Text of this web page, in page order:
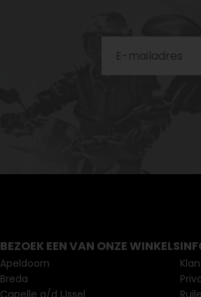
BEZOEK EEN VAN ONZE WINKELS
Apeldoorn
Breda
Capelle a/d IJssel